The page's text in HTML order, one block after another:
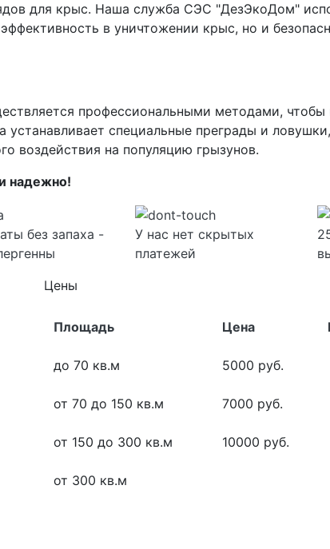
для крыс. Наша служба СЭС "ДезЭкоДом"
в уничтожении крыс, но и
профессиональными методами, чтобы
специальные преграды и
воздействия на популяцию грызунов.
надежно!
без запаха -
У нас нет скрытых
платежей
Цены
Площадь Цена
до 70 кв.м 5000 руб.
от 70 до 150 кв.м 7000 руб.
от 150 до 300 кв.м 10000 руб.
от 300 кв.м